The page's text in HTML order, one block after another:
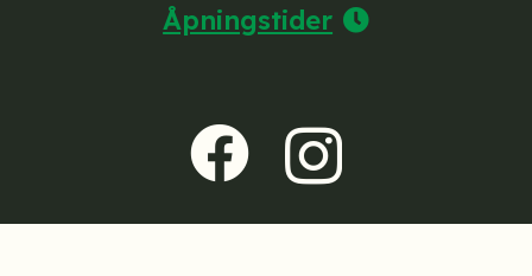
Åpningstider